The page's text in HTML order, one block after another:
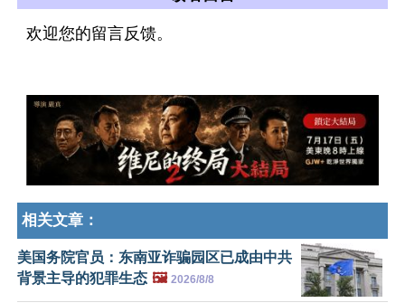
欢迎您的留言反馈。
相关文章：
美国务院官员：东南亚诈骗园区已成由中共
背景主导的犯罪生态 🖼️ 2026/8/8